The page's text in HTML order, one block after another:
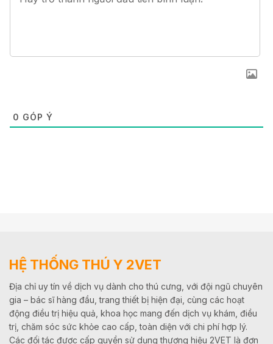
0 GÓP Ý
HỆ THỐNG THÚ Y 2VET
Địa chỉ uy tín về dịch vụ dành cho thú cưng, với đội ngũ chuyên
gia – bác sĩ hàng đầu, trang thiết bị hiện đại, cùng các hoạt
động điều trị hiệu quả, khoa học mang đến dịch vụ khám, điều
trị, chăm sóc sức khỏe cao cấp, toàn diện với chi phí hợp lý.
Các đối tác được cấp quyền sử dụng thương hiệu 2VET là đơn